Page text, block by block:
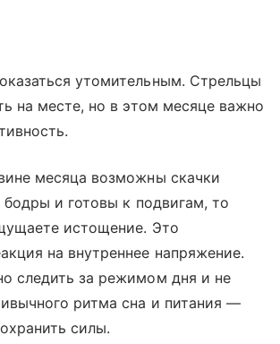
утомительным. Стрельцы
на месте, но в этом месяце важно
месяца возможны скачки
бодры и готовы к подвигам, то
истощение. Это
на внутреннее напряжение.
следить за режимом дня и не
ритма сна и питания —
силы.